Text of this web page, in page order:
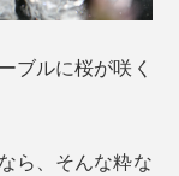
ブルに桜が咲く
ら、そんな粋な